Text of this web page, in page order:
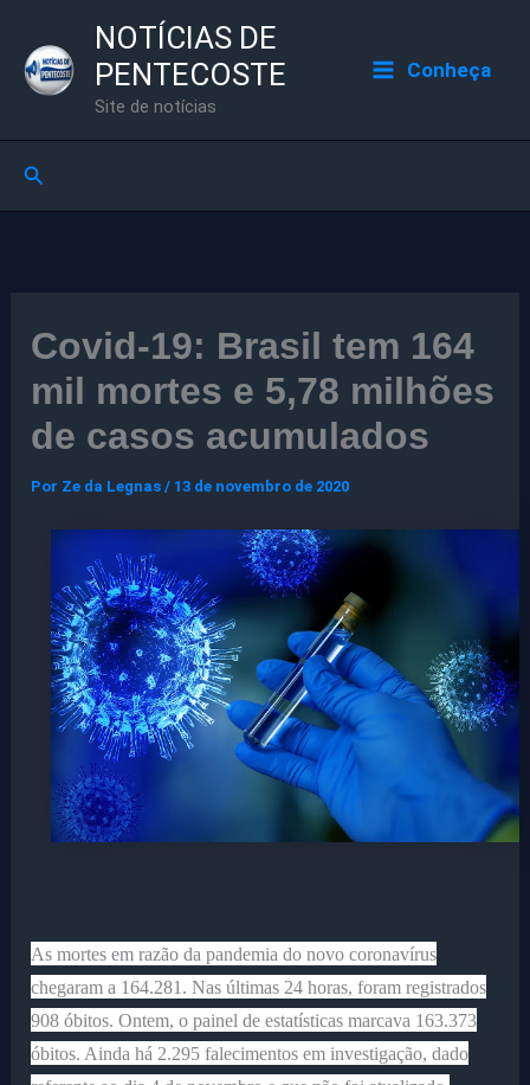
para
NOTÍCIAS DE
PENTECOSTE
Site de notícias
Conheça
Pesquisar
Covid-19: Brasil tem 164
mil mortes e 5,78 milhões
de casos acumulados
Por Ze da Legnas/ 13 de novembro de 2020
As mortes em razão da pandemia do novo coronavírus
chegaram a 164.281. Nas últimas 24 horas, foram registrados
908 óbitos. Ontem, o painel de estatísticas marcava 163.373
óbitos. Ainda há 2.295 falecimentos em investigação, dado